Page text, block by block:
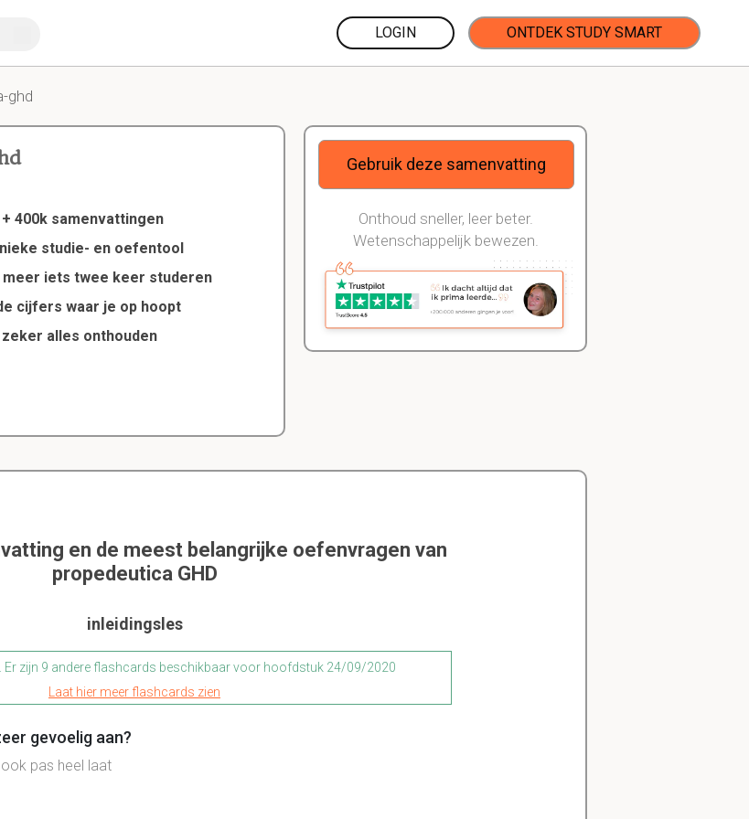
LOGIN ONTDEK STUDY SMART
ghd
400k samenvattingen
studie- en oefentool
meer iets twee keer studeren
cijfers waar je op hoopt
zeker alles onthouden
Gebruik deze samenvatting
Onthoud sneller, leer beter.
Wetenschappelijk bewezen.
en de meest belangrijke oefenvragen van
propedeutica GHD
inleidingsles
Er zijn 9 andere flashcards beschikbaar voor hoofdstuk 24/09/2020
Laat hier meer flashcards zien
gevoelig aan?
pas heel laat